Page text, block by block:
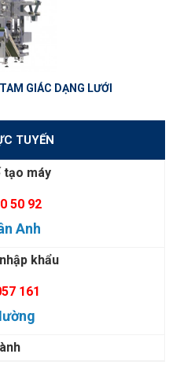
GIÁC DẠNG LƯỚI
TUYẾN
tạo máy
50 92
Anh
khẩu
161